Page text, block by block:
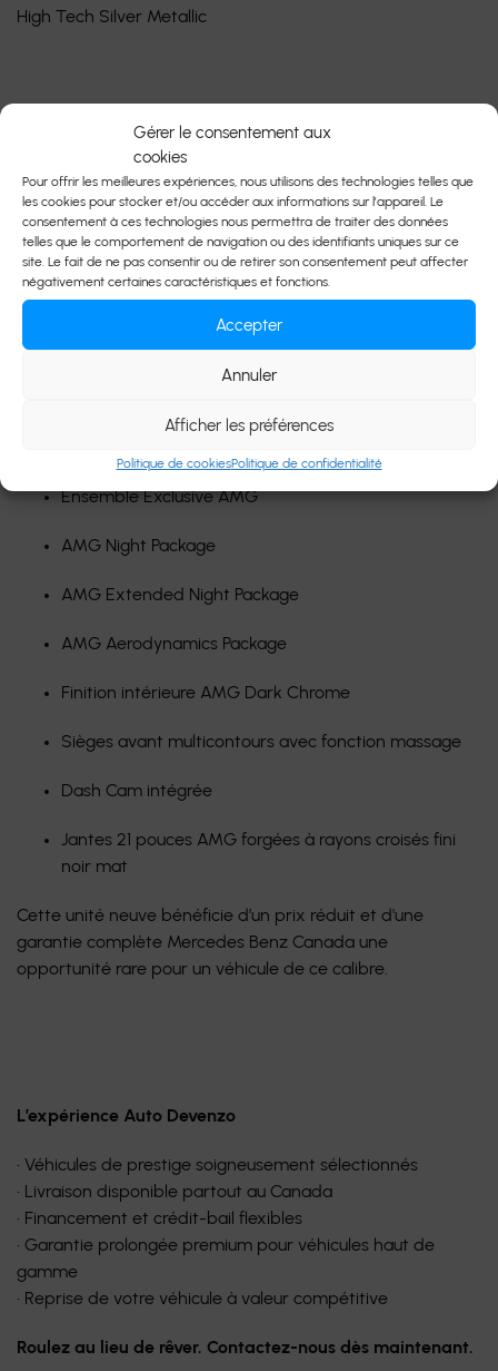
Gérer le consentement aux
cookies
Pour offrir les meilleures expériences, nous utilisons des technologies telles que
les cookies pour stocker et/ou accéder aux informations sur l'appareil. Le
consentement à ces technologies nous permettra de traiter des données
telles que le comportement de navigation ou des identifiants uniques sur ce
site. Le fait de ne pas consentir ou de retirer son consentement peut affecter
négativement certaines caractéristiques et fonctions.
Accepter
Annuler
Afficher les préférences
Politique de cookiesPolitique de confidentialité
High Tech Silver Metallic
Coupe, une véritable icône de performance et de luxe,
maintenant disponible chez Auto Devenzo.
Équipée d’un moteur V8 biturbo développant 469 chevaux,
cette AMG GT55 offre une expérience de conduite
exceptionnelle, combinant puissance brute, précision
allemande et confort haut de gamme. Couleur extérieure
High Tech Silver Metallic avec intérieur en cuir Nappa noir,
cette configuration incarne parfaitement le raffinement et
la sportivité signature de Mercedes-AMG.
Équipements et options principales :
Ensemble Exclusive AMG
AMG Night Package
AMG Extended Night Package
AMG Aerodynamics Package
Finition intérieure AMG Dark Chrome
Sièges avant multicontours avec fonction massage
Dash Cam intégrée
Jantes 21 pouces AMG forgées à rayons croisés fini
noir mat
Cette unité neuve bénéficie d’un prix réduit et d'une
garantie complète Mercedes Benz Canada une
opportunité rare pour un véhicule de ce calibre.
L’expérience Auto Devenzo
• Véhicules de prestige soigneusement sélectionnés
• Livraison disponible partout au Canada
• Financement et crédit-bail flexibles
• Garantie prolongée premium pour véhicules haut de
gamme
• Reprise de votre véhicule à valeur compétitive
Roulez au lieu de rêver. Contactez-nous dès maintenant.